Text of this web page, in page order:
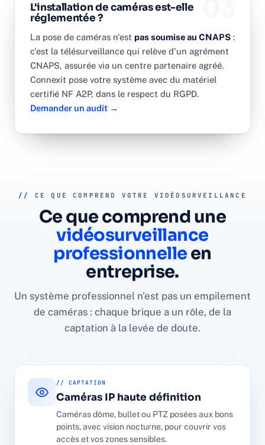
L'installation de caméras est-elle
réglementée ?
La pose de caméras n'est pas soumise au CNAPS :
c'est la télésurveillance qui relève d'un agrément
CNAPS, assurée via un centre partenaire agréé.
Connexit pose votre système avec du matériel
certifié NF A2P, dans le respect du RGPD.
Demander un audit →
// CE QUE COMPREND VOTRE VIDÉOSURVEILLANCE
Ce que comprend une
vidéosurveillance
professionnelleen
entreprise.
Un système professionnel n'est pas un empilement
de caméras : chaque brique a un rôle, de la
captation à la levée de doute.
// CAPTATION
Caméras IP haute définition
Caméras dôme, bullet ou PTZ posées aux bons
points, avec vision nocturne, pour couvrir vos
accès et vos zones sensibles.